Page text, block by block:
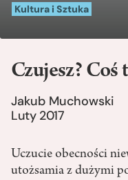
Kultura i Sztuka
Czujesz? Coś
Jakub Muchowski
Luty 2017
Uczucie obecności
utożsamia z dużymi